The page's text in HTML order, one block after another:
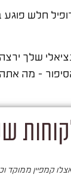
חלש
קמפיין ממוקד